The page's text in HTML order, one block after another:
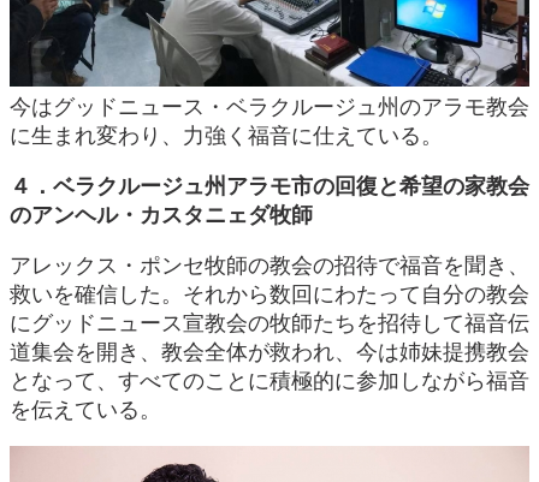
今はグッドニュース・ベラクルージュ州のアラモ教会
に生まれ変わり、力強く福音に仕えている。
４．ベラクルージュ州アラモ市の回復と希望の家教会
のアンヘル・カスタニェダ牧師
アレックス・ポンセ牧師の教会の招待で福音を聞き、
救いを確信した。それから数回にわたって自分の教会
にグッドニュース宣教会の牧師たちを招待して福音伝
道集会を開き、教会全体が救われ、今は姉妹提携教会
となって、すべてのことに積極的に参加しながら福音
を伝えている。